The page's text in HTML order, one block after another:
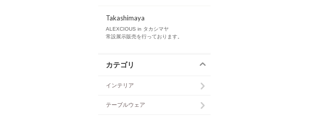
Takashimaya
ALEXCIOUS in タカシマヤ
常設展示販売を行っております。
カテゴリ
インテリア
テーブルウェア